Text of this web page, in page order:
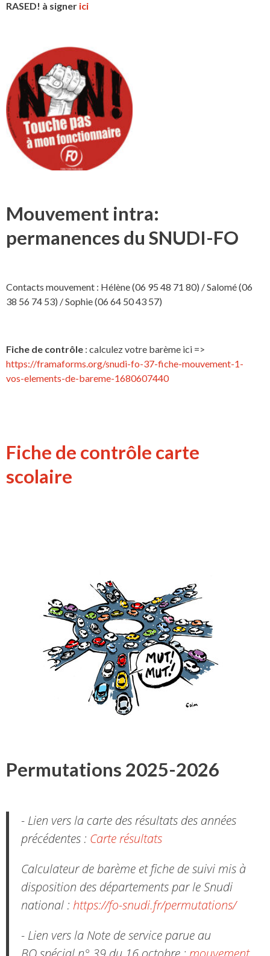
RASED! à signer ici
Mouvement intra:
permanences du SNUDI-FO
Contacts mouvement : Hélène (06 95 48 71 80) / Salomé (06
38 56 74 53) / Sophie (06 64 50 43 57)
Fiche de contrôle : calculez votre barème ici =>
https://framaforms.org/snudi-fo-37-fiche-mouvement-1-
vos-elements-de-bareme-1680607440
Fiche de contrôle carte
scolaire
Permutations 2025-2026
- Lien vers la carte des résultats des années
précédentes : Carte résultats
Calculateur de barème et fiche de suivi mis à
disposition des départements par le Snudi
national : https://fo-snudi.fr/permutations/
- Lien vers la Note de service parue au